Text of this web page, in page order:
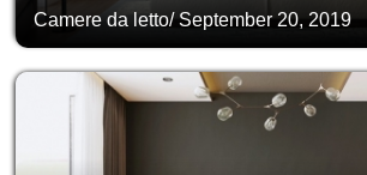
Camere da letto/September 20, 2019